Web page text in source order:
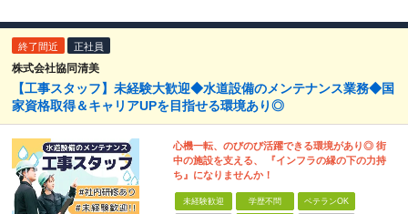
終了間近 正社員
株式会社協同清美
【工事スタッフ】未経験大歓迎◆水道設備のメンテナンス業務◆国
家資格取得＆キャリアUPを目指せる環境あり◎
心機一転、のびのび活躍できる環境があり◎ 街
中の施設を支える、 『インフラの縁の下の力持
ち』になりませんか！
未経験歓迎 学歴不問 ベテランOK